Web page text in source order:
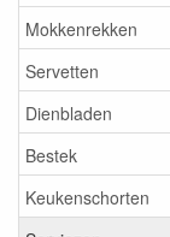
Mokkenrekken
Servetten
Dienbladen
Bestek
Keukenschorten